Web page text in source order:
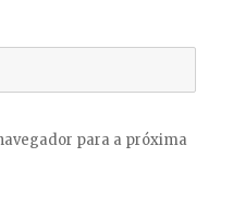
para a próxima